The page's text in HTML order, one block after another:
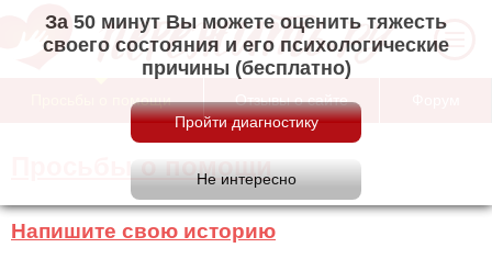
За 50 минут Вы можете оценить тяжесть
своего состояния и его психологические
причины (бесплатно)
Просьбы о помощи Отзывы о сайте
Просьбы о помощи
Напишите свою историю